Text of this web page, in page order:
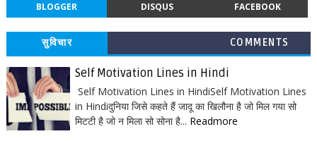
BLOGGER DISQUS FACEBOOK
सुविचार COMMENTS
Self Motivation Lines in Hindi
Self Motivation Lines in HindiSelf Motivation Lines
in Hindiदुनिया जिसे कहते हैं जादू का खिलौना है जो मिल गया सो
मिटटी है जो न मिला सो सोना है... Readmore